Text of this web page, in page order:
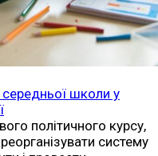
середньої школи у
політичного курсу,
систему